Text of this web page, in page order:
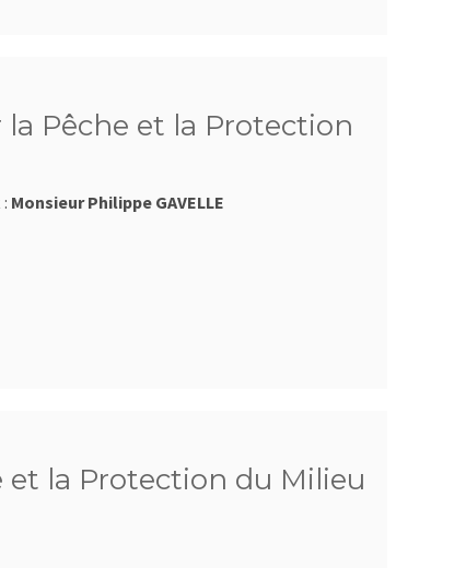
Pêche et la Protection
Monsieur Philippe GAVELLE
et la Protection du Milieu